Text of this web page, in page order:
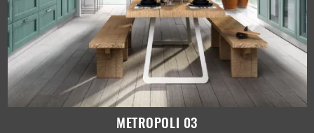
METROPOLI 03